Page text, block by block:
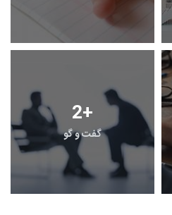
2+
گفت و گو